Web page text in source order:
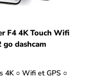
F4 4K Touch Wifi
go dashcam
4K ○ Wifi et GPS ○